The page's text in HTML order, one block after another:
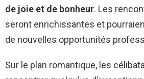
de joie et de bonheur. Les
seront enrichissantes et
de nouvelles opportunités
Sur le plan romantique, les